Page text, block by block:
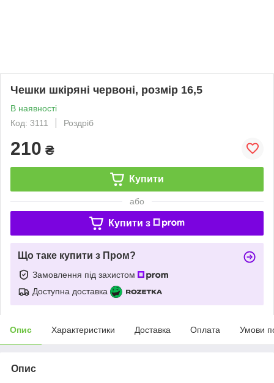
Чешки шкіряні червоні, розмір 16,5
В наявності
Код: 3111
Роздріб
210 ₴
Купити
або
Купити з
Що таке купити з Пром?
Замовлення під захистом
Доступна доставка
Опис Характеристики Доставка Оплата Умови
Опис